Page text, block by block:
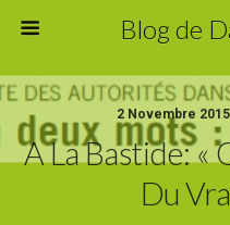
Blog de
2 Novembre
A La Bastide: «
Du